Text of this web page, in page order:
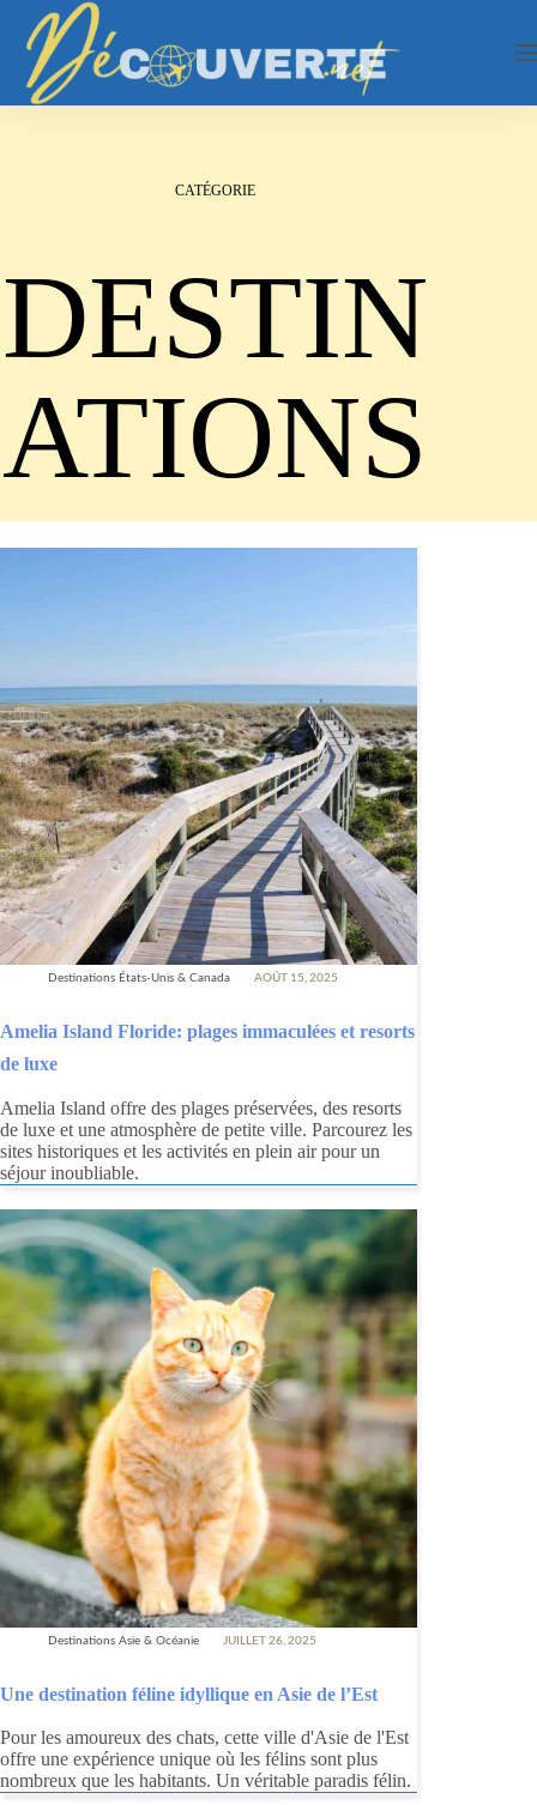
contenu
CATÉGORIE
DESTIN
ATIONS
Destinations États-Unis & Canada AOÛT 15, 2025
Amelia Island Floride: plages immaculées et resorts
de luxe
Amelia Island offre des plages préservées, des resorts
de luxe et une atmosphère de petite ville. Parcourez les
sites historiques et les activités en plein air pour un
séjour inoubliable.
Destinations Asie & Océanie JUILLET 26, 2025
Une destination féline idyllique en Asie de l’Est
Pour les amoureux des chats, cette ville d'Asie de l'Est
offre une expérience unique où les félins sont plus
nombreux que les habitants. Un véritable paradis félin.